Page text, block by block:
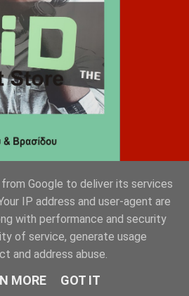
Google to deliver its services
IP address and user-agent are
with performance and security
of service, generate usage
and address abuse.
MORE GOT IT